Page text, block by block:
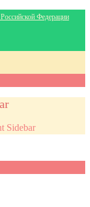
Федерации
Sidebar